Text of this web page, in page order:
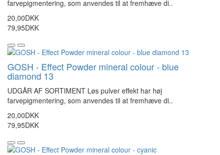
farvepigmentering, som anvendes til at fremhæve di..
20,00DKK
79,95DKK
GOSH - Effect Powder mineral colour - blue
diamond 13
UDGÅR AF SORTIMENT Løs pulver effekt har høj
farvepigmentering, som anvendes til at fremhæve di..
20,00DKK
79,95DKK